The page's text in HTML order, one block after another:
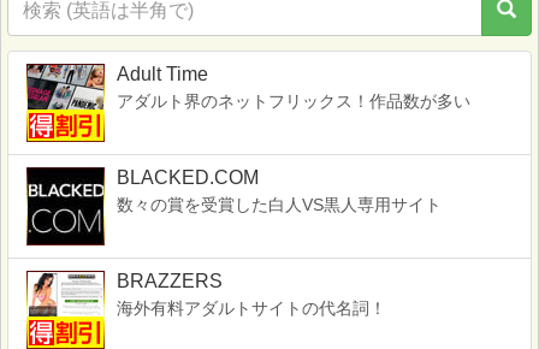
Adult Time
アダルト界のネットフリックス！作品数が多い
BLACKED.COM
数々の賞を受賞した白人VS黒人専用サイト
BRAZZERS
海外有料アダルトサイトの代名詞！